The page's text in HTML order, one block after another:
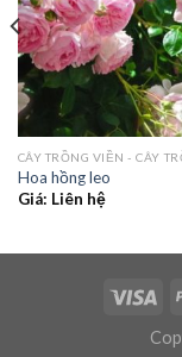
CÂY TRỒNG VIỀN - CÂY
Hoa hồng leo
Giá: Liên hệ